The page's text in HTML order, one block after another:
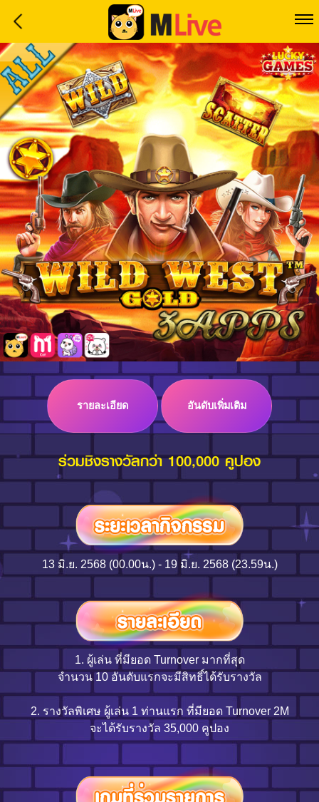
Home
Event
LuckyGame
WinwinCoin
Debit
Mdoll
Help
Support
Language
:
Log in
Top up
รายละเอียด อันดับเพิ่มเติม
ร่วมชิงรางวัลกว่า 100,000 คูปอง
13 มิ.ย. 2568 (00.00น.) - 19 มิ.ย. 2568 (23.59น.)
1. ผู้เล่น ที่มียอด Turnover มากที่สุด
จำนวน 10 อันดับแรกจะมีสิทธิ์ได้รับรางวัล
2. รางวัลพิเศษ ผู้เล่น 1 ท่านแรก ที่มียอด Turnover 2M
จะได้รับรางวัล 35,000 คูปอง